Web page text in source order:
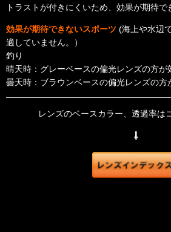
トラストが付きにくいため、効果が期待で
効果が期待できないスポーツ (海上や水辺
適していません。）
釣り
晴天時：グレーベースの偏光レンズの方が
曇天時：ブラウンベースの偏光レンズの方
レンズのベースカラー、透過率は
⇩